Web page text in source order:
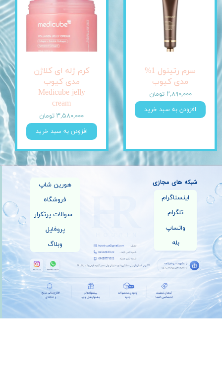
سرم رتینول 1%
مدی کیوب
۲,۸۹۰,۰۰۰ تومان
افزودن به سبد خرید
کرم ژله ای کلاژن
مدی کیوب
Medicube jelly
cream
۳,۵۸۰,۰۰۰ تومان
افزودن به سبد خرید
هورین شاپ
فروشگاه
سوالات پرتکرار
پروفایل
وبلاگ
اینستاگرام
تلگرام
واتساپ
بله
شبکه های مجازی